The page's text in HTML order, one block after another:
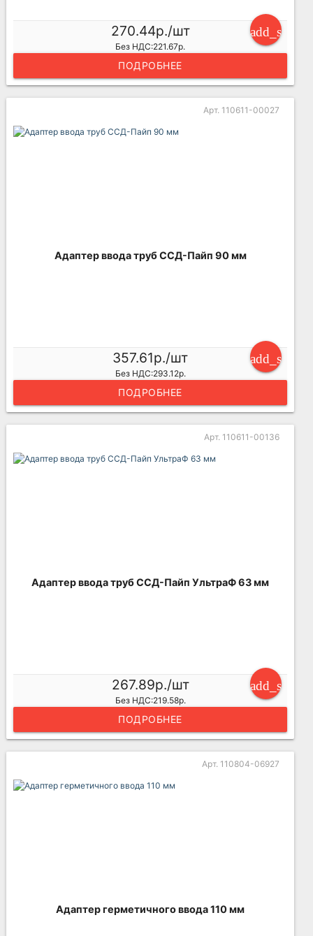
270.44р./шт
Без НДС:221.67р.
ПОДРОБНЕЕ
Арт. 110611-00027
Адаптер ввода труб ССД-Пайп 90 мм
357.61р./шт
Без НДС:293.12р.
ПОДРОБНЕЕ
Арт. 110611-00136
Адаптер ввода труб ССД-Пайп УльтраФ 63 мм
267.89р./шт
Без НДС:219.58р.
ПОДРОБНЕЕ
Арт. 110804-06927
Адаптер герметичного ввода 110 мм